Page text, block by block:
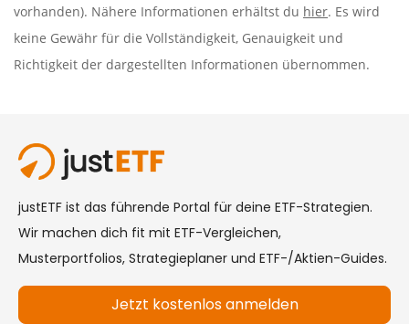
vorhanden). Nähere Informationen erhältst du hier. Es wird
keine Gewähr für die Vollständigkeit, Genauigkeit und
Richtigkeit der dargestellten Informationen übernommen.